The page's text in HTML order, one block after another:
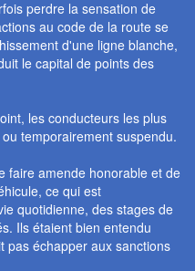
perdre la sensation de
au code de la route se
d'une ligne blanche,
le capital de points des
les conducteurs les plus
temporairement suspendu.
faire amende honorable et de
ce qui est
quotidienne, des stages de
Ils étaient bien entendu
pas échapper aux sanctions